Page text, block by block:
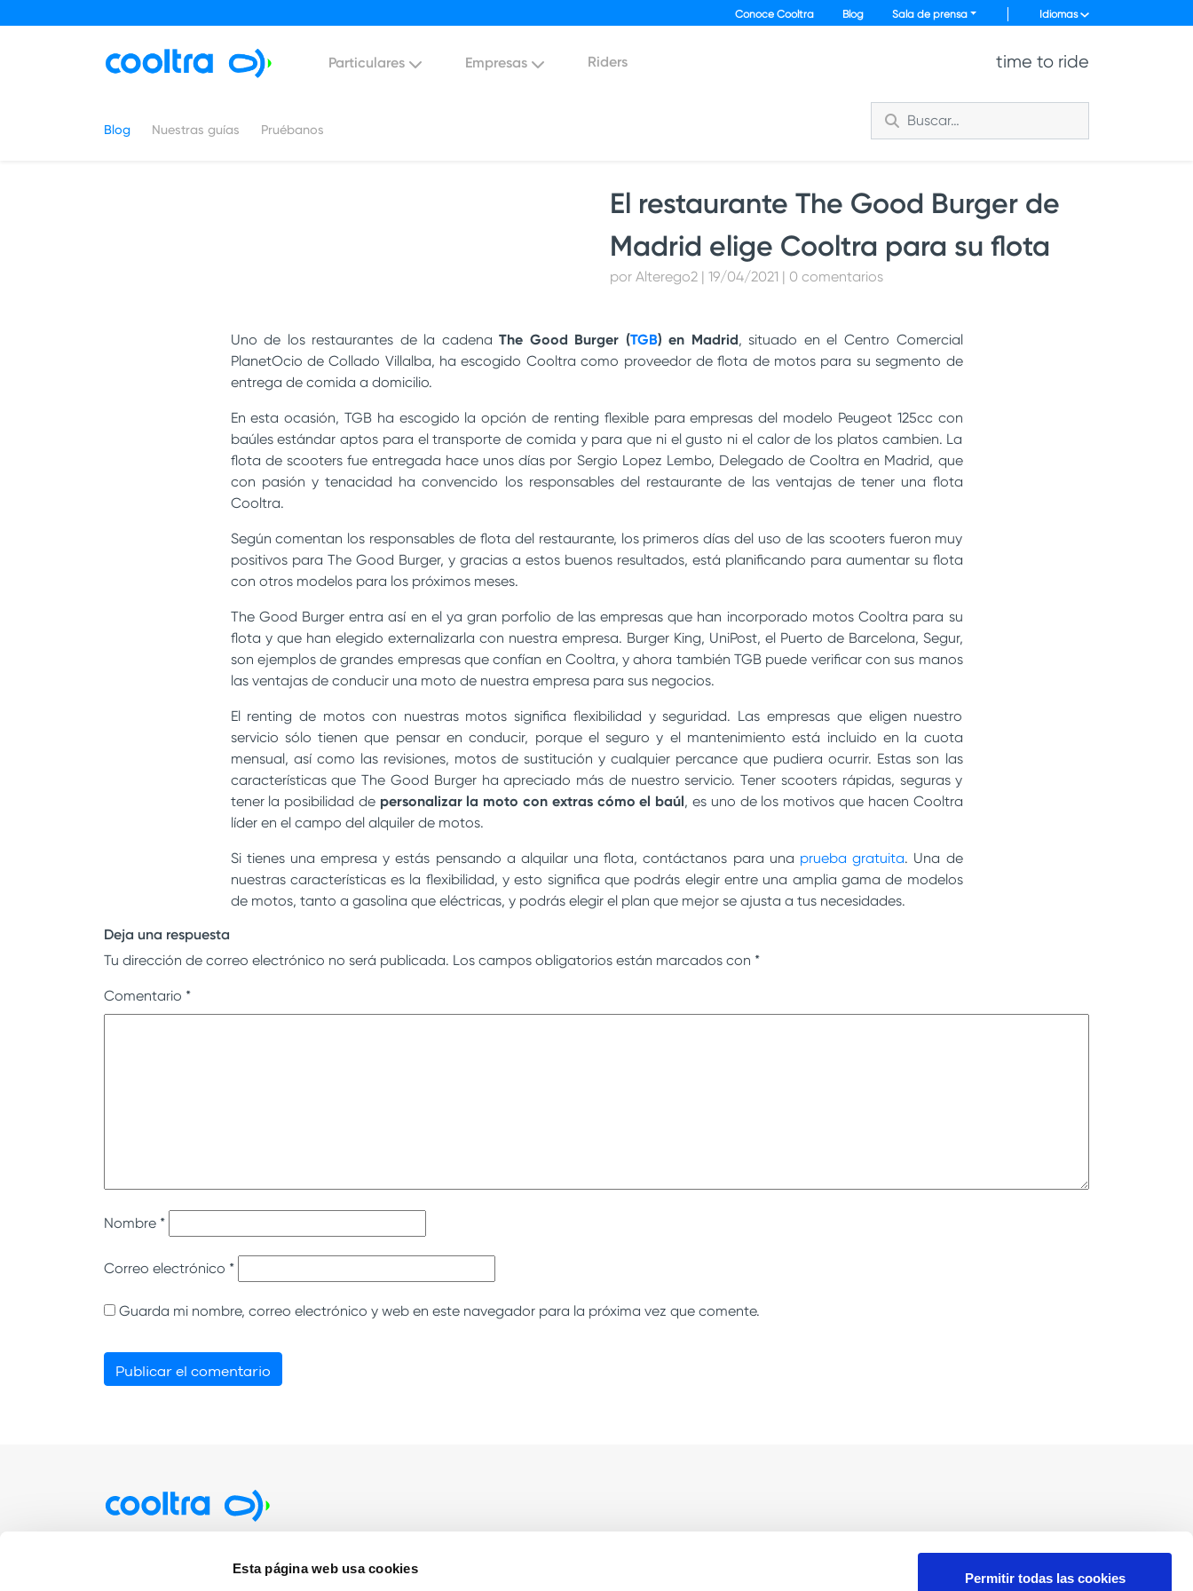
Esta página web usa cookies
Permitir todas las cookies
Conoce Cooltra Blog Sala de prensa Idiomas
Particulares Empresas Riders time to ride
Blog Nuestras guías Pruébanos
El restaurante The Good Burger de
Madrid elige Cooltra para su flota
por Alterego2 | 19/04/2021 | 0 comentarios
Uno de los restaurantes de la cadenaThe Good Burger (TGB) en Madrid, situado en el Centro Comercial
PlanetOcio de Collado Villalba, ha escogido Cooltra como proveedor de flota de motos para su segmento de
entrega de comida a domicilio.
En esta ocasión, TGB ha escogido la opción de renting flexible para empresas del modelo Peugeot 125cc con
baúles estándar aptos para el transporte de comida y para que ni el gusto ni el calor de los platos cambien. La
flota de scooters fue entregada hace unos días por Sergio Lopez Lembo, Delegado de Cooltra en Madrid, que
con pasión y tenacidad ha convencido los responsables del restaurante de las ventajas de tener una flota
Cooltra.
Según comentan los responsables de flota del restaurante, los primeros días del uso de las scooters fueron muy
positivos para The Good Burger, y gracias a estos buenos resultados, está planificando para aumentar su flota
con otros modelos para los próximos meses.
The Good Burger entra así en el ya gran porfolio de las empresas que han incorporado motos Cooltra para su
flota y que han elegido externalizarla con nuestra empresa. Burger King, UniPost, el Puerto de Barcelona, Segur,
son ejemplos de grandes empresas que confían en Cooltra, y ahora también TGB puede verificar con sus manos
las ventajas de conducir una moto de nuestra empresa para sus negocios.
El renting de motos con nuestras motos significa flexibilidad y seguridad. Las empresas que eligen nuestro
servicio sólo tienen que pensar en conducir, porque el seguro y el mantenimiento está incluido en la cuota
mensual, así como las revisiones, motos de sustitución y cualquier percance que pudiera ocurrir. Estas son las
características que The Good Burger ha apreciado más de nuestro servicio. Tener scooters rápidas, seguras y
tener la posibilidad de personalizar la moto con extras cómo el baúl, es uno de los motivos que hacen Cooltra
líder en el campo del alquiler de motos.
Si tienes una empresa y estás pensando a alquilar una flota, contáctanos para una prueba gratuita. Una de
nuestras características es la flexibilidad, y esto significa que podrás elegir entre una amplia gama de modelos
de motos, tanto a gasolina que eléctricas, y podrás elegir el plan que mejor se ajusta a tus necesidades.
Deja una respuesta
Tu dirección de correo electrónico no será publicada. Los campos obligatorios están marcados con *
Comentario *
Nombre *
Correo electrónico *
Guarda mi nombre, correo electrónico y web en este navegador para la próxima vez que comente.
Redes sociales